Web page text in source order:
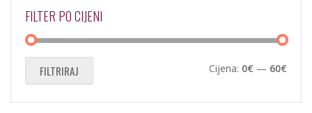
FILTER PO CIJENI
FILTRIRAJ Cijena: 0€ — 60€